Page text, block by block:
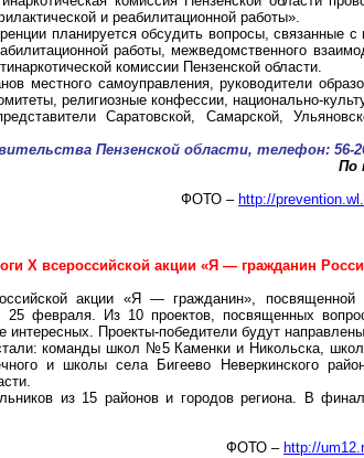
и реабилитационной работы».
планируется обсудить вопросы, связанные с
работы, межведомственного
комиссии Пензенской области.
местного самоуправления, руководители
религиозные конфессии, национально-
Саратовской, Самарской,
Пензенской области, телефон: 56-
По
ФОТО – http://
Х всероссийской акции «Я — гражданин
акции «Я — гражданин»,
февраля. Из 10 проектов, посвященных
интересных. Проекты-победители будут
команды школ №5 Каменки и Никольска,
и школы села Бигеево Неверкинского
из 15 районов и городов региона. В
ФОТО – http://